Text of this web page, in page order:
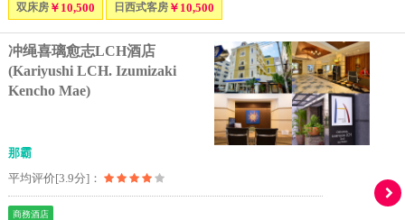
双床房￥10,500 日西式客房￥10,500
冲绳喜璃愈志LCH酒店
(Kariyushi LCH. Izumizaki
Kencho Mae)
那霸
平均评价[3.9分]：
商務酒店